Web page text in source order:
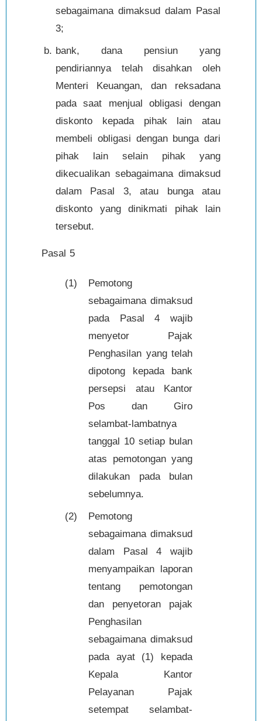
sebagaimana dimaksud dalam Pasal
3;
bank, dana pensiun yang
pendiriannya telah disahkan oleh
Menteri Keuangan, dan reksadana
pada saat menjual obligasi dengan
diskonto kepada pihak lain atau
membeli obligasi dengan bunga dari
pihak lain selain pihak yang
dikecualikan sebagaimana dimaksud
dalam Pasal 3, atau bunga atau
diskonto yang dinikmati pihak lain
tersebut.
Pasal 5
(1)
Pemotong
sebagaimana dimaksud
pada Pasal 4 wajib
menyetor Pajak
Penghasilan yang telah
dipotong kepada bank
persepsi atau Kantor
Pos dan Giro
selambat-lambatnya
tanggal 10 setiap bulan
atas pemotongan yang
dilakukan pada bulan
sebelumnya.
(2)
Pemotong
sebagaimana dimaksud
dalam Pasal 4 wajib
menyampaikan laporan
tentang pemotongan
dan penyetoran pajak
Penghasilan
sebagaimana dimaksud
pada ayat (1) kepada
Kepala Kantor
Pelayanan Pajak
setempat selambat-